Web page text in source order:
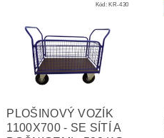
Kód:KR-430
PLOŠINOVÝ VOZÍK
1100X700 - SE SÍTÍ A